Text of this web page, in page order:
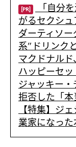
[PR] 「自分を
がるセクシ
ダーティソ
系”ドリンク
マクドナル
ハッピーセ
ジャッキー
拒否した「
【特集】ジ
業家になっ